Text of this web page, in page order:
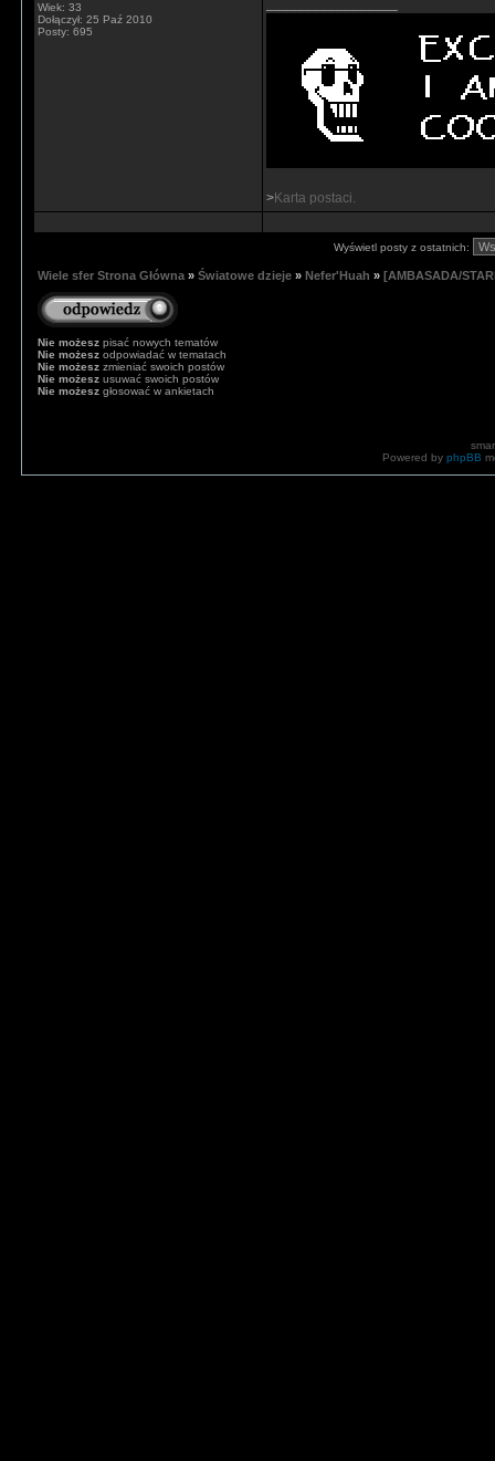
Wiek: 33
Dołączył: 25 Paź 2010
Posty: 695
>Karta postaci.
Wyświetl posty z ostatnich:
Wiele sfer Strona Główna » Światowe dzieje » Nefer'Huah » [AMBASADA/
Nie możesz pisać nowych tematów
Nie możesz odpowiadać w tematach
Nie możesz zmieniać swoich postów
Nie możesz usuwać swoich postów
Nie możesz głosować w ankietach
Powered by phpBB